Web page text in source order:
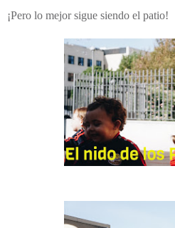
¡Pero lo mejor sigue siendo el patio!